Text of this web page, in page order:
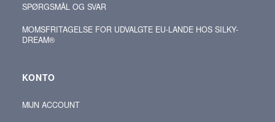
SPØRGSMÅL OG SVAR
MOMSFRITAGELSE FOR UDVALGTE EU-LANDE HOS SILKY-
DREAM®
KONTO
MIJN ACCOUNT